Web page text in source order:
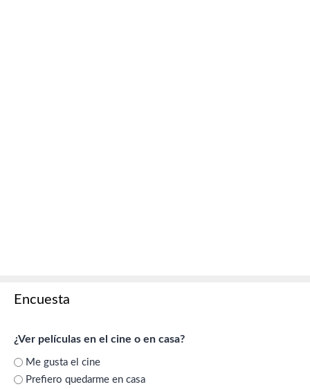
Encuesta
¿Ver películas en el cine o en casa?
Me gusta el cine
Prefiero quedarme en casa